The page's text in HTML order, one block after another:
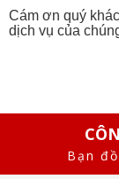
Cám ơn quý
dịch vụ của
Bạn